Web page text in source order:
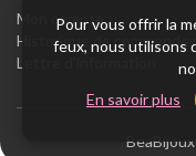
Mon compte :
Historique de commandes
Lettre d’information
Pour vous offrir la
feux, nous utilisons
En savoir plus